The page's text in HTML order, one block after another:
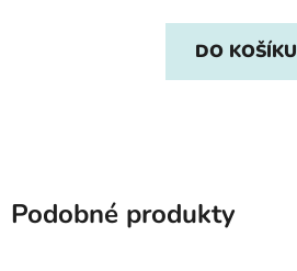
DO KOŠÍKU
Podobné produkty